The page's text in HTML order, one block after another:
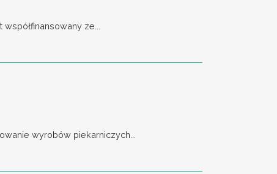
ze...
wyrobów piekarniczych...